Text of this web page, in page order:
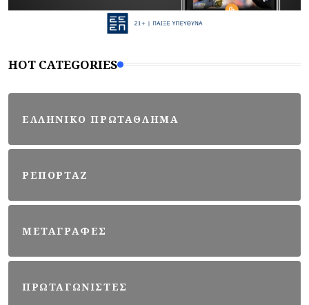
HOT CATEGORIES
ΕΛΛΗΝΙΚΟ ΠΡΩΤΑΘΛΗΜΑ
ΡΕΠΟΡΤΑΖ
ΜΕΤΑΓΡΑΦΕΣ
ΠΡΩΤΑΓΩΝΙΣΤΕΣ